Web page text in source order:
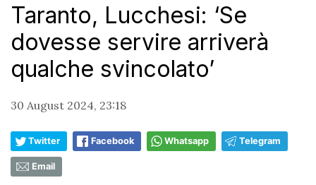
Taranto, Lucchesi: ‘Se
dovesse servire arriverà
qualche svincolato’
30 August 2024, 23:18
Twitter Facebook Whatsapp Telegram
Email